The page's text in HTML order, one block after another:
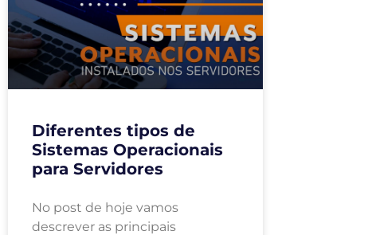
Diferentes tipos de
Sistemas Operacionais
para Servidores
No post de hoje vamos
descrever as principais